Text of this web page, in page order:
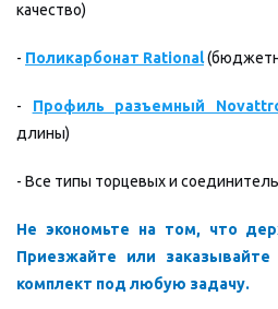
качество)
- Поликарбонат Rational
- Профиль разъемный
длины)
- Все типы торцевых и
Не экономьте на том, что
Приезжайте или
комплект под любую задачу.